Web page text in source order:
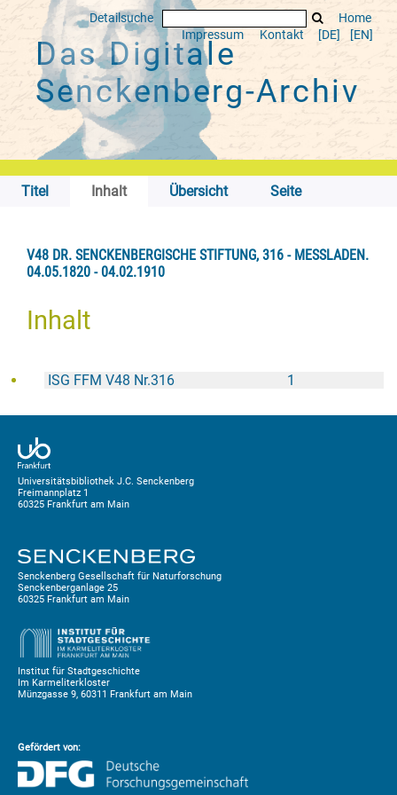
Detailsuche
Home
Impressum
Kontakt [DE] [EN]
Das Digitale
Senckenberg-Archiv
Titel Inhalt Übersicht Seite
V48 DR. SENCKENBERGISCHE STIFTUNG, 316 - MESSLADEN.
04.05.1820 - 04.02.1910
Inhalt
1
ISG FFM V48 Nr.316
Universitätsbibliothek J.C. Senckenberg
Freimannplatz 1
60325 Frankfurt am Main
Senckenberg Gesellschaft für Naturforschung
Senckenberganlage 25
60325 Frankfurt am Main
Institut für Stadtgeschichte
Im Karmeliterkloster
Münzgasse 9, 60311 Frankfurt am Main
Gefördert von: